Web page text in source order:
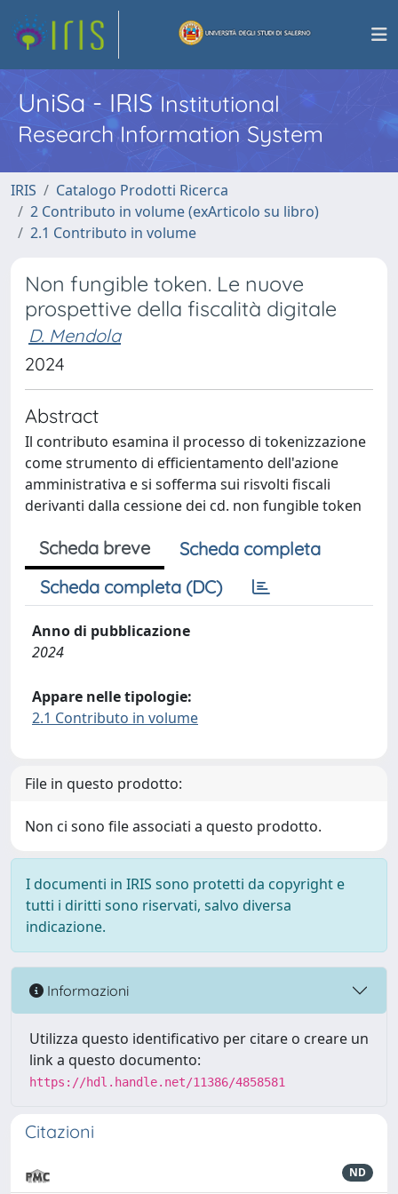
UniSa - IRISInstitutional
Research Information System
IRIS
Catalogo Prodotti Ricerca
2 Contributo in volume (exArticolo su libro)
2.1 Contributo in volume
Non fungible token. Le nuove
prospettive della fiscalità digitale
D. Mendola
2024
Abstract
Il contributo esamina il processo di tokenizzazione
come strumento di efficientamento dell'azione
amministrativa e si sofferma sui risvolti fiscali
derivanti dalla cessione dei cd. non fungible token
Scheda breve
Scheda completa
Scheda completa (DC)
Anno di pubblicazione
2024
Appare nelle tipologie:
2.1 Contributo in volume
File in questo prodotto:
Non ci sono file associati a questo prodotto.
I documenti in IRIS sono protetti da copyright e
tutti i diritti sono riservati, salvo diversa
indicazione.
Informazioni
Utilizza questo identificativo per citare o creare un
link a questo documento:
https://hdl.handle.net/11386/4858581
Citazioni
ND